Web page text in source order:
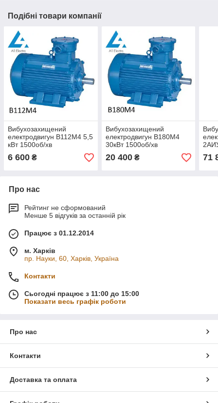
Подібні товари компанії
Вибухозахищений
електродвигун В112М4 5,5
кВт 1500об/хв
6 600 ₴
Вибухозахищений
електродвигун В180М4
30кВт 1500об/хв
20 400₴ 71
Про нас
Рейтинг не сформований
Менше 5 відгуків за останній рік
Працює з 01.12.2014
м. Харків
пр. Науки, 60, Харків, Україна
Контакти
Сьогодні працює з 11:00 до 15:00
Показати весь графік роботи
Про нас
Контакти
Доставка та оплата